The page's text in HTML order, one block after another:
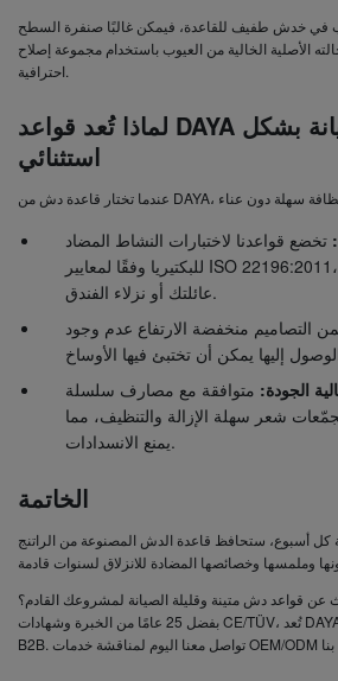
خدش طفيف للقاعدة، فيمكن غالبًا صنفرة السطح
الأصلية الخالية من العيوب باستخدام مجموعة إصلاح
احترافية.
لماذا تُعد قواعد DAYA سهلة الصيانة بشكل
استثنائي
تخضع قواعدنا لاختبارات النشاط المضاد
للبكتيريا وفقًا لمعايير ISO 22196:2011 ، مما يحافظ على سلامة
عائلتك أو نزلاء الفندق.
التصاميم منخفضة الارتفاع عدم وجود
الجودة: متوافقة مع
شعر سهلة الإزالة والتنظيف، مما
يمنع الانسدادات.
الخاتمة
كل أسبوع، ستحافظ قاعدة الدش المصنوعة من الراتنج
قواعد دش متينة وقليلة الصيانة لمشروعك القادم؟
بفضل 25 عامًا من الخبرة وشهادات CE/TÜV، تُعد DAYA شريكك الموثوق في مجال
B2B.
تواصل معنا اليوم